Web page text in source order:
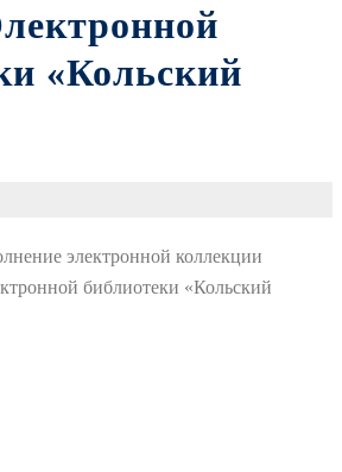
«Кольский
электронной коллекции
библиотеки «Кольский